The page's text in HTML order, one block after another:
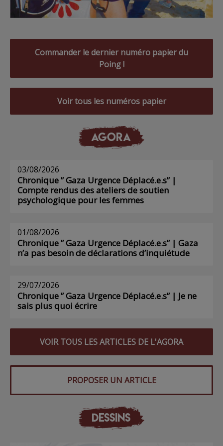
Commander le dernier numéro papier du
Poing !
Voir tous les numéros papier
AGORA
03/08/2026
Chronique ” Gaza Urgence Déplacé.e.s” |
Compte rendus des ateliers de soutien
psychologique pour les femmes
01/08/2026
Chronique ” Gaza Urgence Déplacé.e.s” | Gaza
n’a pas besoin de déclarations d’inquiétude
29/07/2026
Chronique ” Gaza Urgence Déplacé.e.s” | Je ne
sais plus quoi écrire
VOIR TOUS LES ARTICLES DE L'AGORA
PROPOSER UN ARTICLE
DESSINS